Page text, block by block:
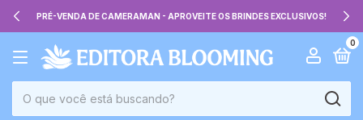
OS BRINDES EXCLUSIVOS! BEM-VINDE À BLOOMING, ONDE AS
0